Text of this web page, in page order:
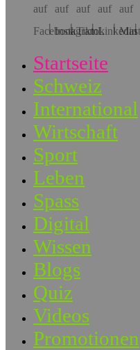
Startseite
Schweiz
International
Wirtschaft
Sport
Leben
Spass
Digital
Wissen
Blogs
Quiz
Videos
Promotionen